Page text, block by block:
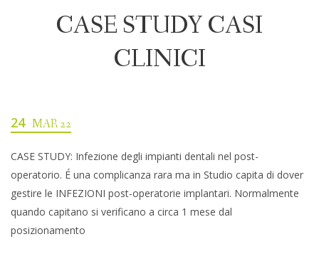
CASE STUDY CASI
CLINICI
24 MAR 22
CASE STUDY: Infezione degli impianti dentali nel post-
operatorio. É una complicanza rara ma in Studio capita di dover
gestire le INFEZIONI post-operatorie implantari. Normalmente
quando capitano si verificano a circa 1 mese dal
posizionamento